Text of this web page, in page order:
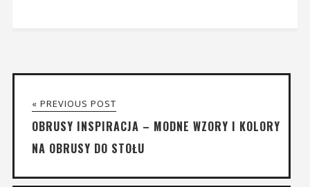
« PREVIOUS POST
OBRUSY INSPIRACJA – MODNE WZORY I KOLORY
NA OBRUSY DO STOŁU